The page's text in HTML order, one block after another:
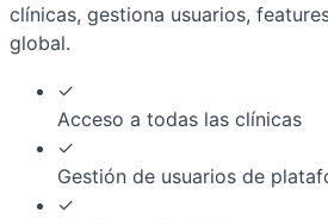
clínicas, gestiona usuarios,
global.
✓
Acceso a todas las clínicas
✓
Gestión de usuarios de
✓